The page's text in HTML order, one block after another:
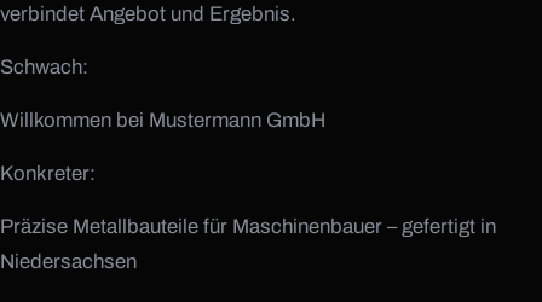
verbindet Angebot und Ergebnis.
Schwach:
Willkommen bei Mustermann GmbH
Konkreter:
Präzise Metallbauteile für Maschinenbauer – gefertigt in
Niedersachsen